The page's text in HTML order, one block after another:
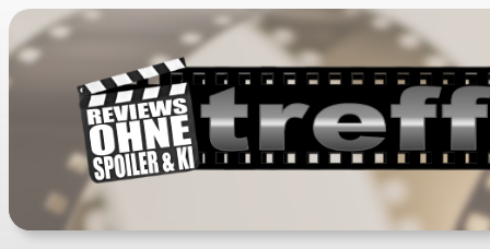
Zum
Inhalt
springen